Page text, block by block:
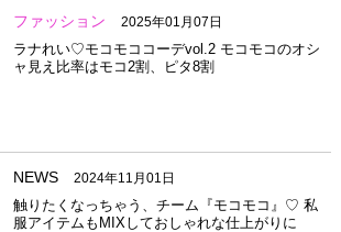
ファッション 2025年01月07日
ラナれい♡モコモココーデvol.2 モコモコのオシ
ャ見え比率はモコ2割、ピタ8割
NEWS 2024年11月01日
触りたくなっちゃう、チーム『モコモコ』♡ 私
服アイテムもMIXしておしゃれな仕上がりに